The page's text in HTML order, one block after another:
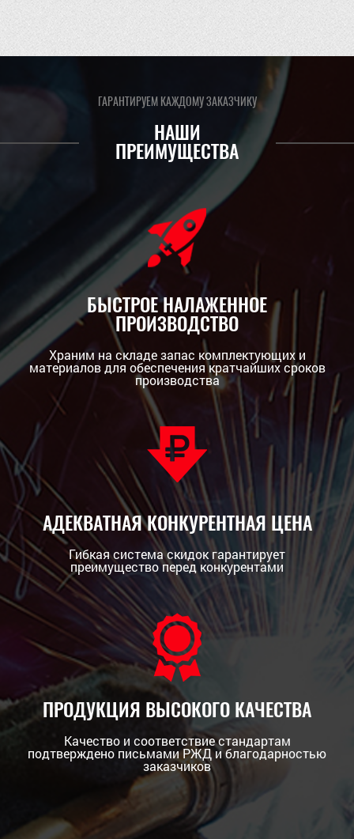
ГАРАНТИРУЕМ КАЖДОМУ ЗАКАЗЧИКУ
НАШИ
ПРЕИМУЩЕСТВА
БЫСТРОЕ НАЛАЖЕННОЕ
ПРОИЗВОДСТВО
Храним на складе запас комплектующих и
материалов для обеспечения кратчайших сроков
производства
АДЕКВАТНАЯ КОНКУРЕНТНАЯ ЦЕНА
Гибкая система скидок гарантирует
преимущество перед конкурентами
ПРОДУКЦИЯ ВЫСОКОГО КАЧЕСТВА
Качество и соответствие стандартам
подтверждено письмами РЖД и благодарностью
заказчиков